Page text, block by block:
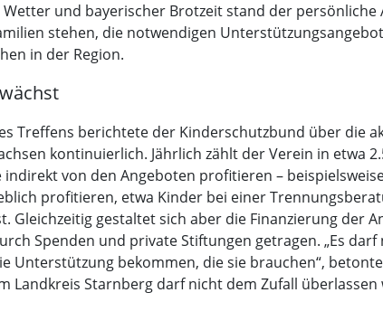
Wetter und bayerischer Brotzeit stand der
stehen, die notwendigen
in der Region.
Treffens berichtete der Kinderschutzbund über die
kontinuierlich. Jährlich zählt der Verein in etwa
indirekt von den Angeboten profitieren –
profitieren, etwa Kinder bei einer
Gleichzeitig gestaltet sich aber die Finanzierung der
Spenden und private Stiftungen getragen. „Es
Unterstützung bekommen, die sie brauchen“,
Landkreis Starnberg darf nicht dem Zufall